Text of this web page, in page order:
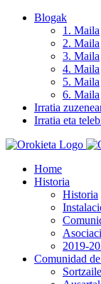
Skip
Blogak
1. Maila
2. Maila
3. Maila
4. Maila
5. Maila
6. Maila
Irratia
Irratia eta
Home
Historia
Historia
2019-
Comunidad